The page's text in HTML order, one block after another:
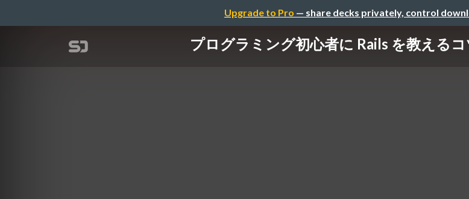
Upgrade to Pro — share decks privately, control
プログラミング初心者に Rails を教える